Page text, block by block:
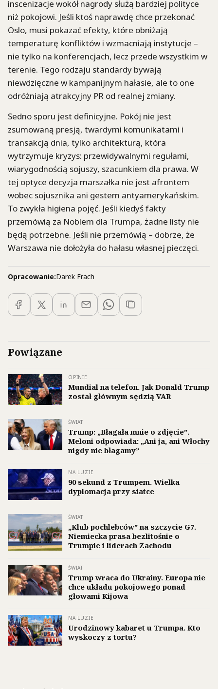
inscenizacje wokół nagrody służą bardziej polityce
niż pokojowi. Jeśli ktoś naprawdę chce przekonać
Oslo, musi pokazać efekty, które obniżają
temperaturę konfliktów i wzmacniają instytucje –
nie tylko na konferencjach, lecz przede wszystkim w
terenie. Tego rodzaju standardy bywają
niewdzięczne w kampanijnym hałasie, ale to one
odróżniają atrakcyjny PR od realnej zmiany.
Sedno sporu jest definicyjne. Pokój nie jest
zsumowaną presją, twardymi komunikatami i
transakcją dnia, tylko architekturą, która
wytrzymuje kryzys: przewidywalnymi regułami,
wiarygodnością sojuszy, szacunkiem dla prawa. W
tej optyce decyzja marszałka nie jest afrontem
wobec sojusznika ani gestem antyamerykańskim.
To zwykła higiena pojęć. Jeśli kiedyś fakty
przemówią za Noblem dla Trumpa, żadne listy nie
będą potrzebne. Jeśli nie przemówią – dobrze, że
Warszawa nie dołożyła do hałasu własnej pieczęci.
Opracowanie:Darek Frach
Powiązane
OPINIE
Mundial na telefon. Jak Donald Trump
został głównym sędzią VAR
ŚWIAT
Trump: „Błagała mnie o zdjęcie”.
Meloni odpowiada: „Ani ja, ani Włochy
nigdy nie błagamy”
NA LUZIE
90 sekund z Trumpem. Wielka
dyplomacja przy siatce
ŚWIAT
„Klub pochlebców” na szczycie G7.
Niemiecka prasa bezlitośnie o
Trumpie i liderach Zachodu
ŚWIAT
Trump wraca do Ukrainy. Europa nie
chce układu pokojowego ponad
głowami Kijowa
NA LUZIE
Urodzinowy kabaret u Trumpa. Kto
wyskoczy z tortu?